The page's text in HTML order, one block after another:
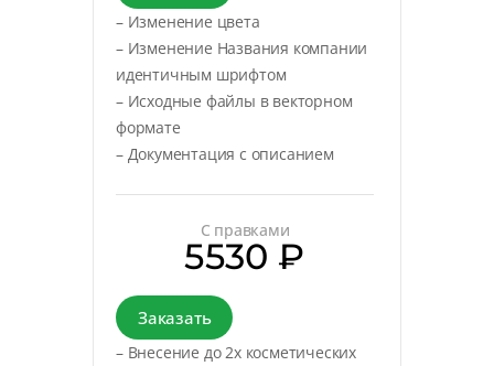
– Изменение цвета
– Изменение Названия компании
идентичным шрифтом
– Исходные файлы в векторном
формате
– Документация с описанием
С правками
5530 ₽
Заказать
– Внесение до 2х косметических